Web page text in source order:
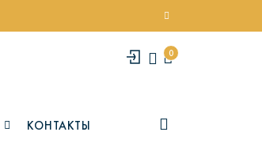
0
КОНТАКТЫ